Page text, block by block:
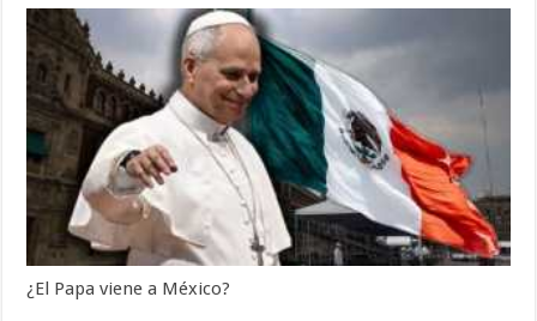
¿El Papa viene a México?